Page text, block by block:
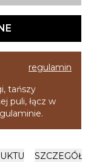
regulamin
tańszy
puli, łącz w